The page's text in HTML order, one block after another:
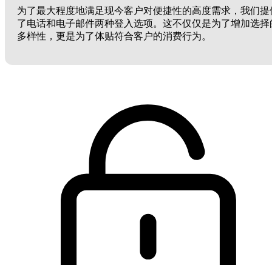
为了最大程度地满足现今客户对便捷性的高度需求，我们提
了电话和电子邮件两种登入选项。这不仅仅是为了增加选择
多样性，更是为了体贴符合客户的消费行为。